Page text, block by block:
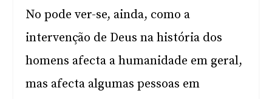
No pode ver-se, ainda, como a
intervenção de Deus na história dos
homens afecta a humanidade em geral,
mas afecta algumas pessoas em